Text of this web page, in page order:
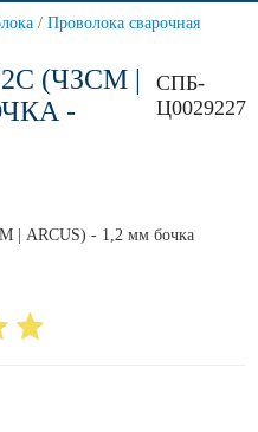
/ Проволока сварочная
(ЧЗСМ |
-
СПБ-
Ц0029227